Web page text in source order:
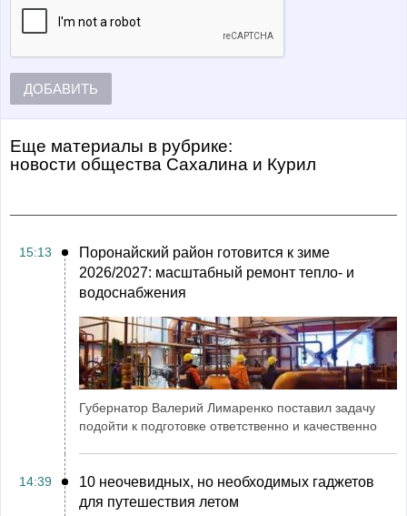
ДОБАВИТЬ
Еще материалы в рубрике:
Новости общества Сахалина и Курил
15:13
Поронайский район готовится к зиме
2026/2027: масштабный ремонт тепло- и
водоснабжения
Губернатор Валерий Лимаренко поставил задачу
подойти к подготовке ответственно и качественно
14:39
10 неочевидных, но необходимых гаджетов
для путешествия летом